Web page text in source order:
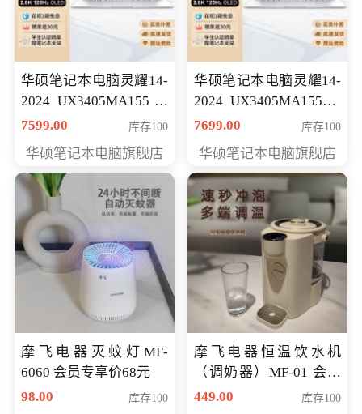
华硕笔记本电脑灵耀14-
2024 UX3405MA155冰
川银 oled 智慧轻薄本 会
7599.00 库存100
华硕笔记本电脑旗舰店
华硕笔记本电脑灵耀14-
2024 UX3405MA155夜
空蓝 oled 智慧轻薄本 会
7699.00 库存100
华硕笔记本电脑旗舰店
摩飞电器灭蚊灯MF-
6060 会员专享价68元
98.00
库存100
摩飞电器恒温饮水机
（调奶器）MF-01 会员
专享价366元
449.00 库存100